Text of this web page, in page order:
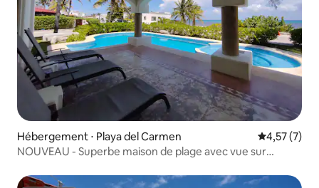
Hébergement ⋅ Playa del Carmen Évaluation
4,57 (7)
NOUVEAU - Superbe maison de plage avec vue sur